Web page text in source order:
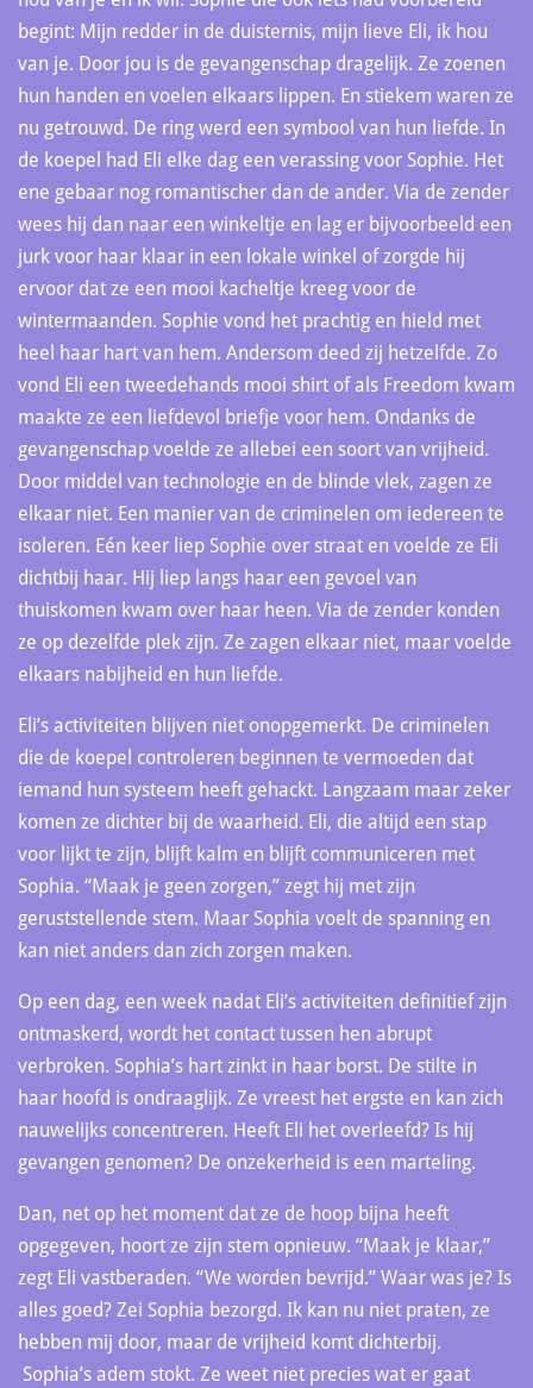
begint: Mijn redder in de duisternis, mijn lieve Eli, ik hou
van je. Door jou is de gevangenschap dragelijk. Ze zoenen
hun handen en voelen elkaars lippen. En stiekem waren ze
nu getrouwd. De ring werd een symbool van hun liefde. In
de koepel had Eli elke dag een verassing voor Sophie. Het
ene gebaar nog romantischer dan de ander. Via de zender
wees hij dan naar een winkeltje en lag er bijvoorbeeld een
jurk voor haar klaar in een lokale winkel of zorgde hij
ervoor dat ze een mooi kacheltje kreeg voor de
wintermaanden. Sophie vond het prachtig en hield met
heel haar hart van hem. Andersom deed zij hetzelfde. Zo
vond Eli een tweedehands mooi shirt of als Freedom kwam
maakte ze een liefdevol briefje voor hem. Ondanks de
gevangenschap voelde ze allebei een soort van vrijheid.
Door middel van technologie en de blinde vlek, zagen ze
elkaar niet. Een manier van de criminelen om iedereen te
isoleren. Eén keer liep Sophie over straat en voelde ze Eli
dichtbij haar. Hij liep langs haar een gevoel van
thuiskomen kwam over haar heen. Via de zender konden
ze op dezelfde plek zijn. Ze zagen elkaar niet, maar voelde
elkaars nabijheid en hun liefde.
Eli’s activiteiten blijven niet onopgemerkt. De criminelen
die de koepel controleren beginnen te vermoeden dat
iemand hun systeem heeft gehackt. Langzaam maar zeker
komen ze dichter bij de waarheid. Eli, die altijd een stap
voor lijkt te zijn, blijft kalm en blijft communiceren met
Sophia. “Maak je geen zorgen,” zegt hij met zijn
geruststellende stem. Maar Sophia voelt de spanning en
kan niet anders dan zich zorgen maken.
Op een dag, een week nadat Eli’s activiteiten definitief zijn
ontmaskerd, wordt het contact tussen hen abrupt
verbroken. Sophia’s hart zinkt in haar borst. De stilte in
haar hoofd is ondraaglijk. Ze vreest het ergste en kan zich
nauwelijks concentreren. Heeft Eli het overleefd? Is hij
gevangen genomen? De onzekerheid is een marteling.
Dan, net op het moment dat ze de hoop bijna heeft
opgegeven, hoort ze zijn stem opnieuw. “Maak je klaar,”
zegt Eli vastberaden. “We worden bevrijd.” Waar was je? Is
alles goed? Zei Sophia bezorgd. Ik kan nu niet praten, ze
hebben mij door, maar de vrijheid komt dichterbij.
Sophia’s adem stokt. Ze weet niet precies wat er gaat